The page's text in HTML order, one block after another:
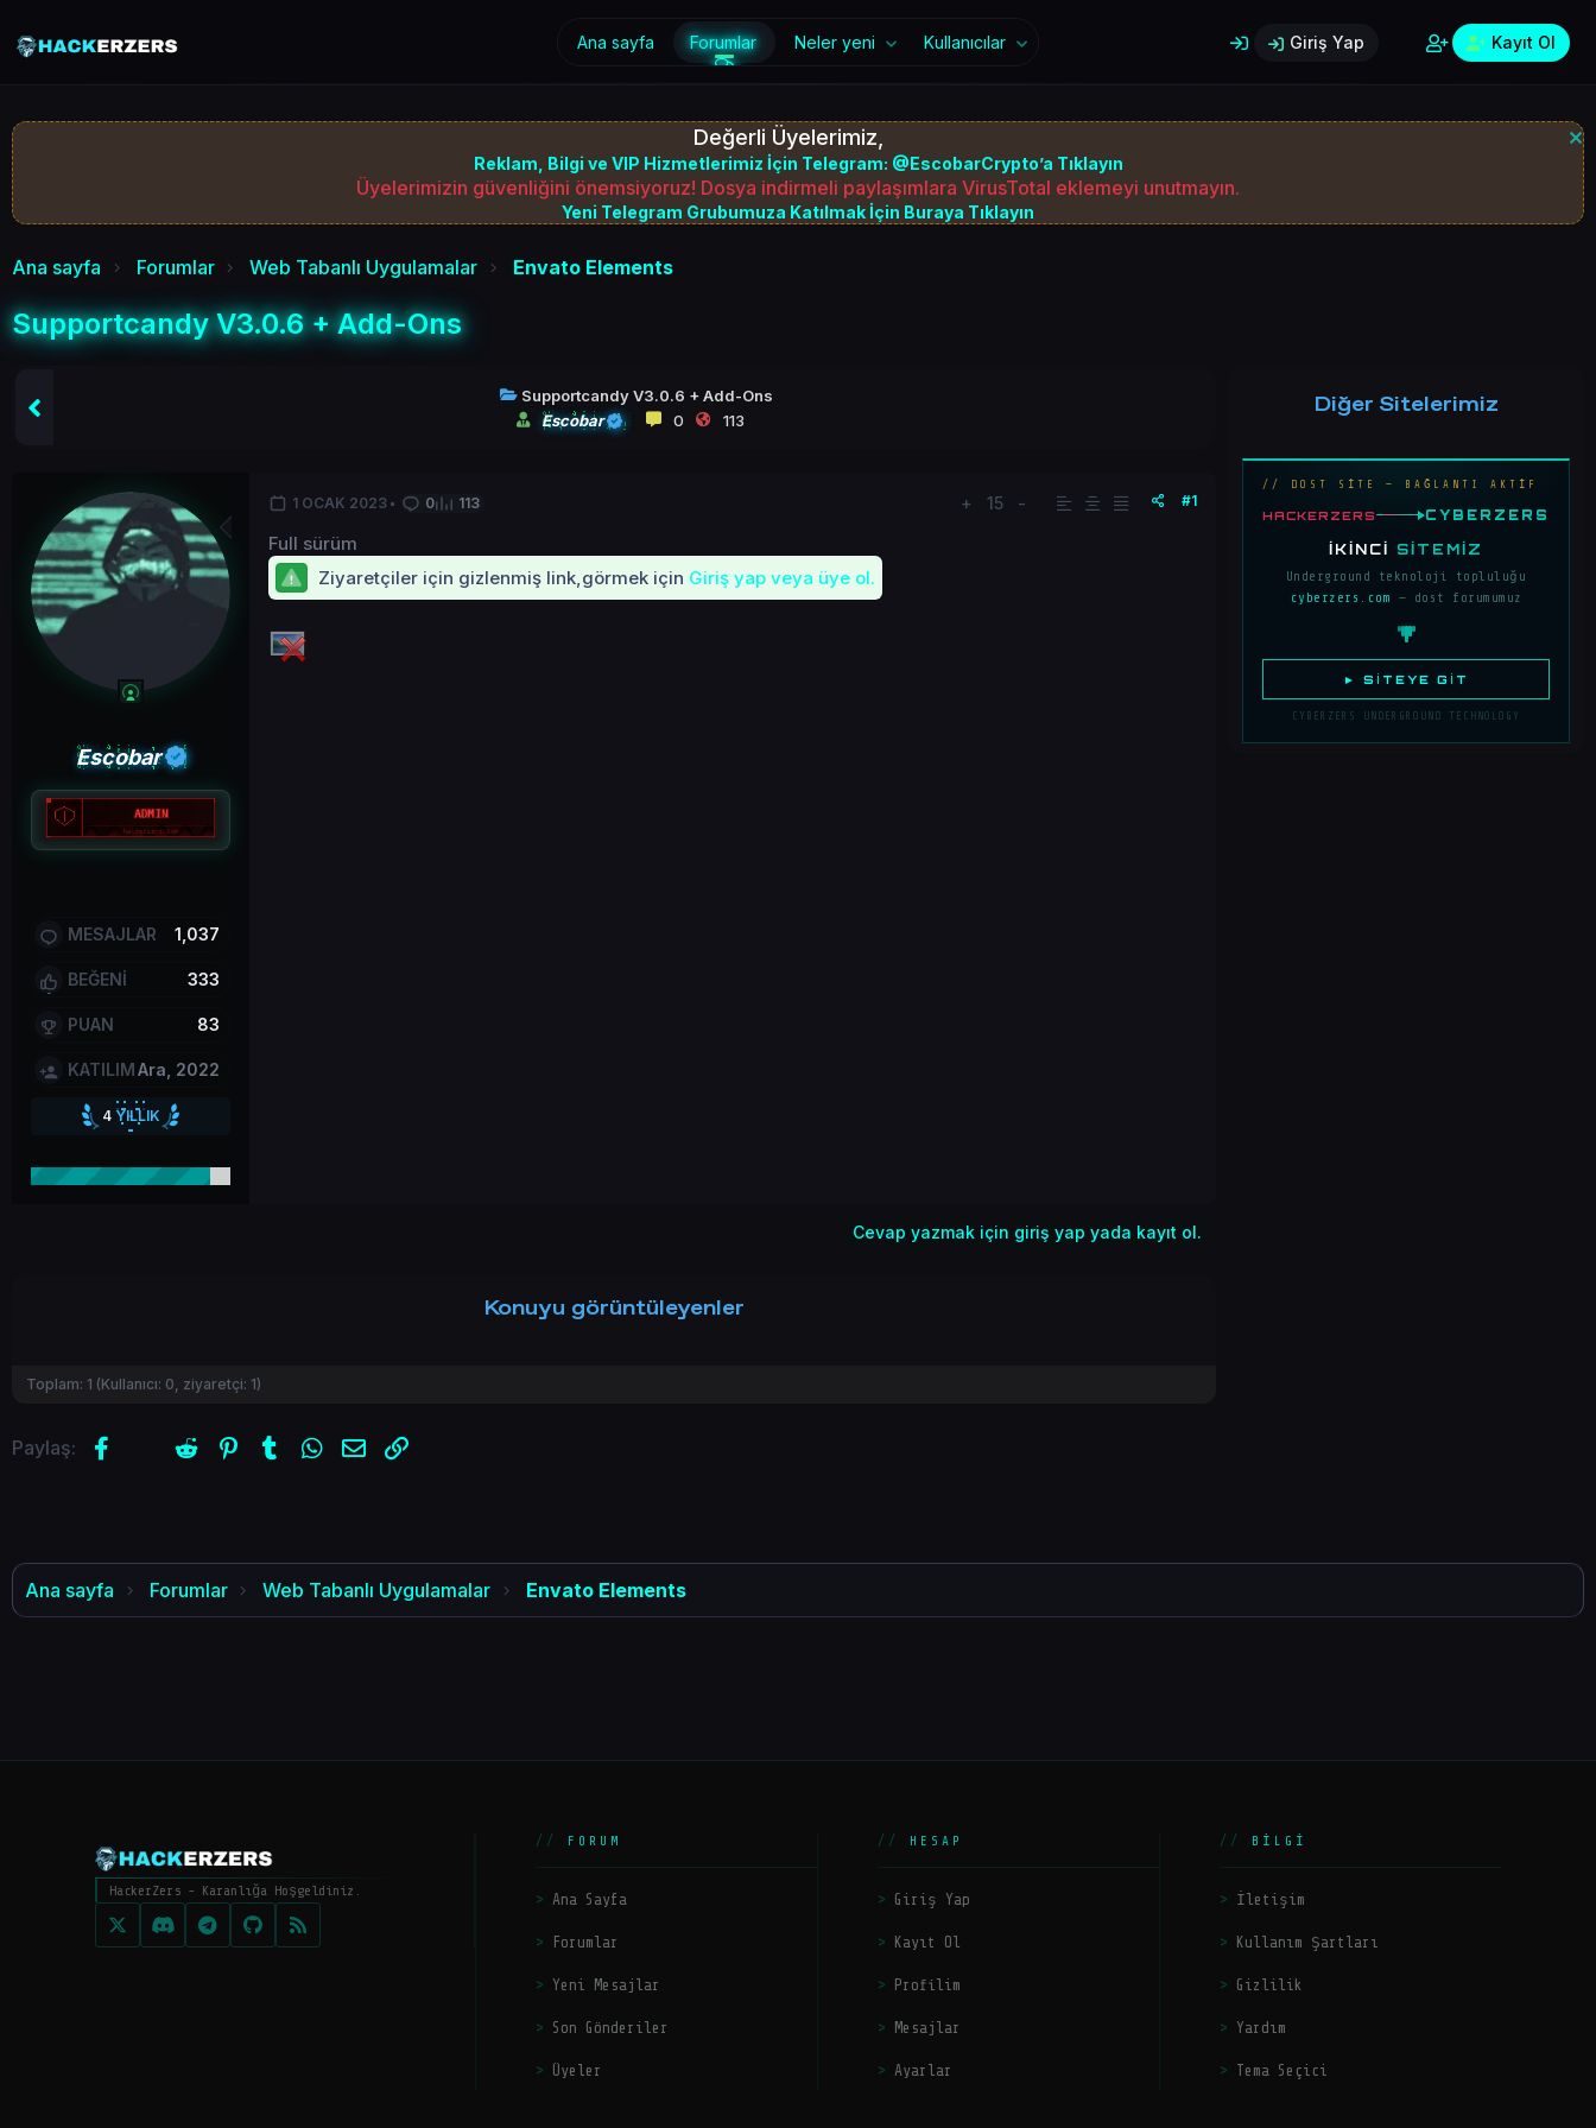
Ana sayfa Forumlar Neler yeni Kullanıcılar Giriş Yap Kayıt Ol
Değerli Üyelerimiz,
Reklam, Bilgi ve VIP Hizmetlerimiz İçin Telegram: @EscobarCrypto’a Tıklayın
Üyelerimizin güvenliğini önemsiyoruz! Dosya indirmeli paylaşımlara VirusTotal eklemeyi unutmayın.
Yeni Telegram Grubumuza Katılmak İçin Buraya Tıklayın
Ana sayfa Forumlar Web Tabanlı Uygulamalar Envato Elements
Supportcandy V3.0.6 + Add-Ons
Supportcandy V3.0.6 + Add-Ons
Escobar
0 113
Escobar
MESAJLAR 1,037
BEĞENİ 333
PUAN 83
KATILIMAra, 2022
4 YILLIK
1 OCAK 2023 0 113 + 15 - #1
Full sürüm
Ziyaretçiler için gizlenmiş link,görmek için Giriş yap veya üye ol.
Cevap yazmak için giriş yap yada kayıt ol.
Konuyu görüntüleyenler
Toplam: 1 (Kullanıcı: 0, ziyaretçi: 1)
Paylaş: FacebookX (Twitter)
Reddit Pinterest
Tumblr WhatsApp
E-posta
Diğer Sitelerimiz
// DOST SİTE — BAĞLANTI AKTİF
HACKERZERS CYBERZERS
İKINCI SITEMIZ
Underground teknoloji topluluğu
cyberzers.com — dost forumumuz
► SITEYE GIT
CYBERZERS UNDERGROUND TECHNOLOGY
Ana sayfa Forumlar Web Tabanlı Uygulamalar Envato Elements
HackerZers - Karanlığa Hoşgeldiniz.
FORUM
Ana Sayfa
Forumlar
Yeni Mesajlar
Son Gönderiler
Üyeler
HESAP
Giriş Yap
Kayıt Ol
Profilim
Mesajlar
Ayarlar
BILGI
İletişim
Kullanım Şartları
Gizlilik
Yardım
Tema Seçici